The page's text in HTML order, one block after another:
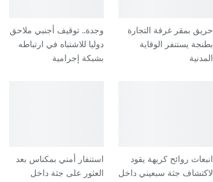
حريق بمقر غرفة التجارة
بطنجة يستنفر الوقاية
المدنية
وجدة.. توقيف أجنبي ملاحق
دوليا للاشتباه في ارتباطه
بشبكة إجرامية
انبعاث روائح كريهة يقود
لاكتشاف جثة سبعيني داخل
استنفار أمني بمكناس بعد
العثور على جثة داخل